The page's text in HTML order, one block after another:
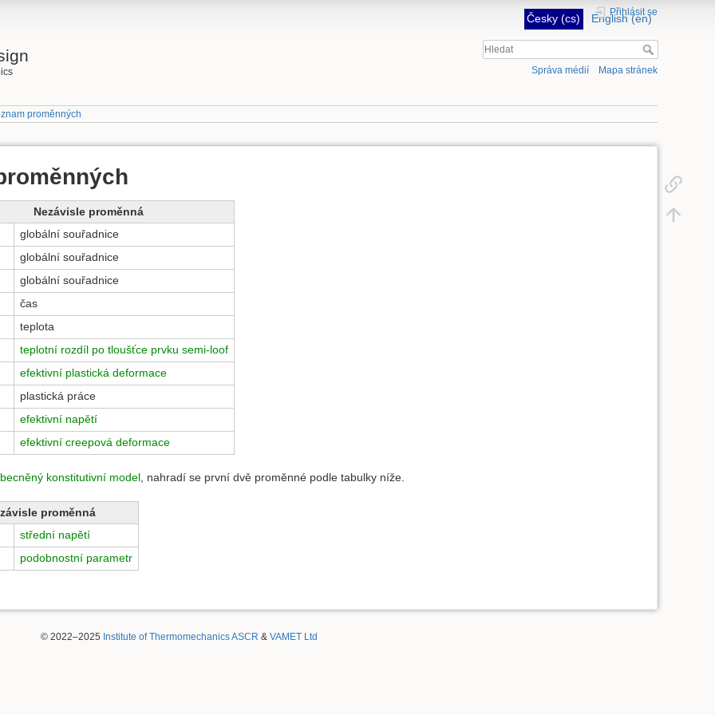
Česky (cs) English (en)
Přihlásit se
Správa médií Mapa stránek
proměnných
Nezávisle proměnná
globální souřadnice
globální souřadnice
globální souřadnice
čas
teplota
teplotní rozdíl po tloušťce prvku semi-loof
efektivní plastická deformace
plastická práce
efektivní napětí
efektivní creepová deformace
konstitutivní model, nahradí se první dvě proměnné podle tabulky níže.
proměnná
střední napětí
podobnostní parametr
© 2022–2025 Institute of Thermomechanics ASCR & VAMET Ltd